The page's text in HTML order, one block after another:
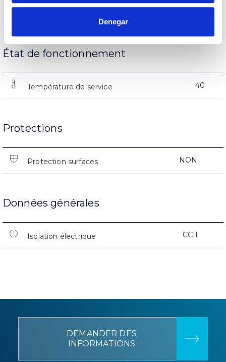
Denegar
(L70B50>)50.000h
État de fonctionnement
Température de service 40
Protections
Protection surfaces NON
Données générales
Isolation électrique CCII
DEMANDER DES
INFORMATIONS